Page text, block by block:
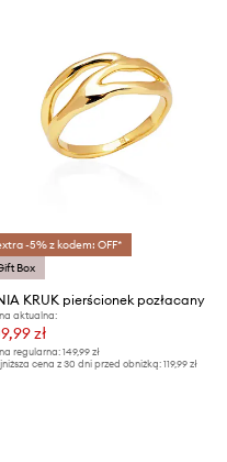
-5% z kodem: OFF*
Box
KRUK pierścionek pozłacany
aktualna:
zł
regularna: 149,99 zł
cena z 30 dni przed obniżką: 119,99 zł